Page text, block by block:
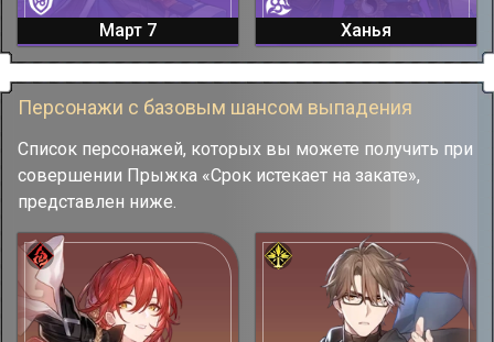
Март 7 Ханья
Персонажи с базовым шансом выпадения
Список персонажей, которых вы можете получить при
совершении Прыжка «Срок истекает на закате»,
представлен ниже.